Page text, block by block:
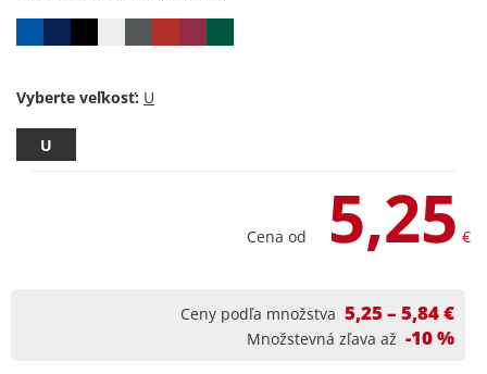
Vyberte veľkosť:
U
Cena od 5,25 €
Ceny podľa množstva 5,25 – 5,84 €
Množstevná zľava až -10 %